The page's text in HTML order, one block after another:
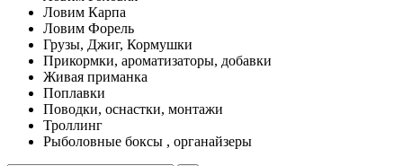
Ловим Карпа
Ловим Форель
Грузы, Джиг, Кормушки
Прикормки, ароматизаторы, добавки
Живая приманка
Поплавки
Поводки, оснастки, монтажи
Троллинг
Рыболовные боксы , органайзеры